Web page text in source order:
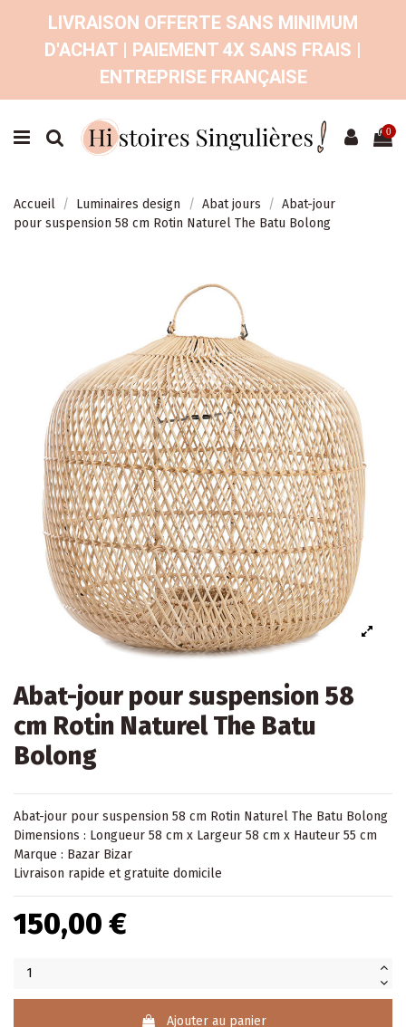
LIVRAISON OFFERTE SANS MINIMUM
D'ACHAT | PAIEMENT 4X SANS FRAIS |
ENTREPRISE FRANÇAISE
0
Accueil Luminaires design Abat jours
Abat-jour
pour suspension 58 cm Rotin Naturel The Batu Bolong
Abat-jour pour suspension 58
cm Rotin Naturel The Batu
Bolong
Abat-jour pour suspension 58 cm Rotin Naturel The Batu Bolong
Dimensions : Longueur 58 cm x Largeur 58 cm x Hauteur 55 cm
Marque : Bazar Bizar
Livraison rapide et gratuite domicile
150,00 €
Ajouter au panier